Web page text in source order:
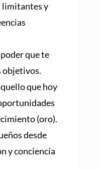
limitantes y
que te
objetivos.
que hoy
(oro).
desde
y conciencia